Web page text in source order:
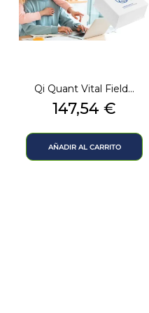
Qi Quant Vital Field...
Precio
147,54 €
AÑADIR AL CARRITO